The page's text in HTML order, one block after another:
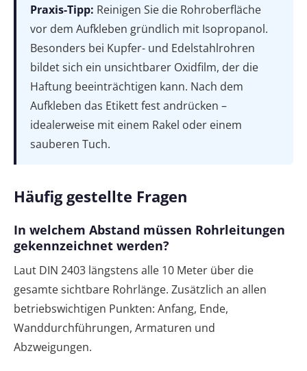
Praxis-Tipp: Reinigen Sie die Rohroberfläche
vor dem Aufkleben gründlich mit Isopropanol.
Besonders bei Kupfer- und Edelstahlrohren
bildet sich ein unsichtbarer Oxidfilm, der die
Haftung beeinträchtigen kann. Nach dem
Aufkleben das Etikett fest andrücken –
idealerweise mit einem Rakel oder einem
sauberen Tuch.
Häufig gestellte Fragen
In welchem Abstand müssen Rohrleitungen
gekennzeichnet werden?
Laut DIN 2403 längstens alle 10 Meter über die
gesamte sichtbare Rohrlänge. Zusätzlich an allen
betriebswichtigen Punkten: Anfang, Ende,
Wanddurchführungen, Armaturen und
Abzweigungen.